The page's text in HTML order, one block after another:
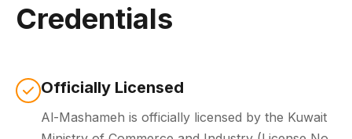
Credentials
Officially Licensed
Al-Mashameh is officially licensed by the Kuwait